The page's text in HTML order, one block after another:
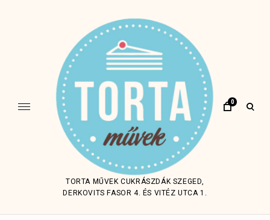
TORTA MŰVEK CUKRÁSZDÁK SZEGED,
DERKOVITS FASOR 4. ÉS VITÉZ UTCA 1.
0
open